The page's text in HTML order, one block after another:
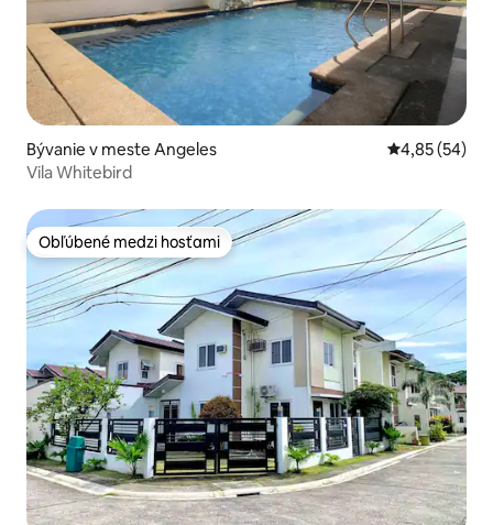
Bývanie v meste Angeles Priemerné
4,85 (54)
Vila Whitebird
Obľúbené medzi hosťami
Obľúbené medzi hosťami